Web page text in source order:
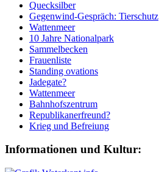
Quecksilber
Gegenwind-Gespräch: Tierschutz
Wattenmeer
10 Jahre Nationalpark
Sammelbecken
Frauenliste
Standing ovations
Jadegate?
Wattenmeer
Bahnhofszentrum
Republikanerfreund?
Krieg und Befreiung
Informationen und Kultur: